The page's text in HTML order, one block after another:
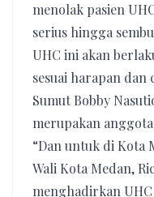
menolak pasien
serius hingga
UHC ini akan
sesuai harapan
Sumut Bobby
merupakan
“Dan untuk di Kota
Wali Kota Medan,
menghadirkan